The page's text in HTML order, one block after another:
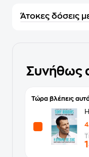
Άτοκες δόσεις
Συνήθως
Τώρα βλέπεις